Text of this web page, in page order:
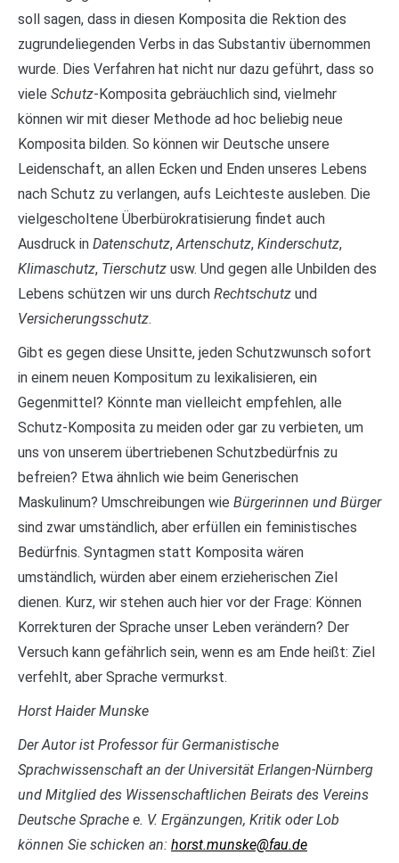
soll sagen, dass in diesen Komposita die Rektion des
zugrundeliegenden Verbs in das Substantiv übernommen
wurde. Dies Verfahren hat nicht nur dazu geführt, dass so
viele Schutz-Komposita gebräuchlich sind, vielmehr
können wir mit dieser Methode ad hoc beliebig neue
Komposita bilden. So können wir Deutsche unsere
Leidenschaft, an allen Ecken und Enden unseres Lebens
nach Schutz zu verlangen, aufs Leichteste ausleben. Die
vielgescholtene Überbürokratisierung findet auch
Ausdruck in Datenschutz,Artenschutz, Kinderschutz,
Klimaschutz, Tierschutz usw. Und gegen alle Unbilden des
Lebens schützen wir uns durch Rechtschutz und
Versicherungsschutz.
Gibt es gegen diese Unsitte, jeden Schutzwunsch sofort
in einem neuen Kompositum zu lexikalisieren, ein
Gegenmittel? Könnte man vielleicht empfehlen, alle
Schutz-Komposita zu meiden oder gar zu verbieten, um
uns von unserem übertriebenen Schutzbedürfnis zu
befreien? Etwa ähnlich wie beim Generischen
Maskulinum? Umschreibungen wie Bürgerinnen und Bürger
sind zwar umständlich, aber erfüllen ein feministisches
Bedürfnis. Syntagmen statt Komposita wären
umständlich, würden aber einem erzieherischen Ziel
dienen. Kurz, wir stehen auch hier vor der Frage: Können
Korrekturen der Sprache unser Leben verändern? Der
Versuch kann gefährlich sein, wenn es am Ende heißt: Ziel
verfehlt, aber Sprache vermurkst.
Horst Haider Munske
Der Autor ist Professor für Germanistische
Sprachwissenschaft an der Universität Erlangen-Nürnberg
und Mitglied des Wissenschaftlichen Beirats des Vereins
Deutsche Sprache e. V. Ergänzungen, Kritik oder Lob
können Sie schicken an: horst.munske@fau.de